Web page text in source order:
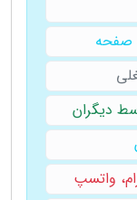
صفحه
دیگران
واتسپ